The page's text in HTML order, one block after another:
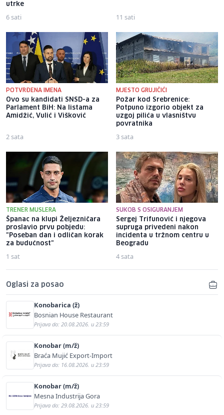
utrke
6 sati 11 sati
POTVRĐENA IMENA
Ovo su kandidati SNSD-a za
Parlament BiH: Na listama
Amidžić, Vulić i Višković
2 sata
MJESTO GRUJIČIĆI
Požar kod Srebrenice:
Potpuno izgorio objekt za
uzgoj pilića u vlasništvu
povratnika
3 sata
TRENER MUSLERA
Španac na klupi Željezničara
proslavio prvu pobjedu:
"Poseban dan i odličan korak
za budućnost"
1 sat
SUKOB S OSIGURANJEM
Sergej Trifunović i njegova
supruga privedeni nakon
incidenta u tržnom centru u
Beogradu
4 sata
Oglasi za posao
Konobarica (ž)
Bosnian House Restaurant
Prijava do: 20.08.2026. u 23:59
Konobar (m/ž)
Braća Mujić Export-Import
Prijava do: 16.08.2026. u 23:59
Konobar (m/ž)
Mesna Industrija Gora
Prijava do: 29.08.2026. u 23:59